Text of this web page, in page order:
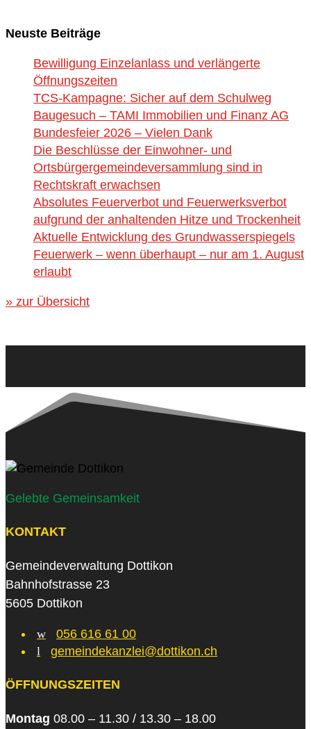
Neuste Beiträge
Bewilligung Einzelanlass und verlängerte
Öffnungszeiten
TCS-Kampagne: Sicher auf dem Schulweg
Baugesuch – TAMI Immobilien und Finanz AG
Bundesfeier 2026 – Vielen Dank
Die Beschlüsse der Einwohner- und
Ortsbürgergemeindeversammlung sind in
Rechtskraft erwachsen
Absolutes Feuerverbot und Feuerwerksverbot
aufgrund der anhaltenden Hitze und Trockenheit
Aktuelle Entwicklung des Grundwasserspiegels
Feuerwerk – wenn überhaupt – nur am 1. August
erlaubt
» zur Übersicht
Gelebte Gemeinsamkeit
KONTAKT
Gemeindeverwaltung Dottikon
Bahnhofstrasse 23
5605 Dottikon
w
056 616 61 00
l
gemeindekanzlei@dottikon.ch
ÖFFNUNGSZEITEN
Montag 08.00 – 11.30 / 13.30 – 18.00